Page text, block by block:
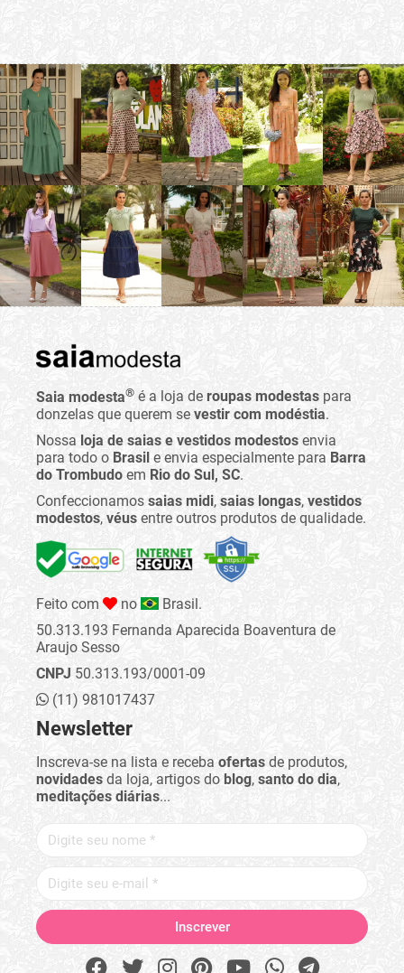
Saia modesta® é a loja de roupas modestas para
donzelas que querem se vestir com modéstia.
Nossa loja de saias e vestidos modestos envia
para todo o Brasil e envia especialmente para Barra
do Trombudo em Rio do Sul, SC.
Confeccionamos saias midi, saias longas, vestidos
modestos, véus entre outros produtos de qualidade.
Feito com no
Brasil.
50.313.193 Fernanda Aparecida Boaventura de
Araujo Sesso
CNPJ 50.313.193/0001-09
(11) 981017437
Newsletter
Inscreva-se na lista e receba ofertas de produtos,
novidades da loja, artigos do blog, santo do dia,
meditações diárias...